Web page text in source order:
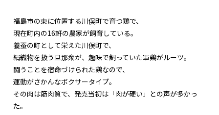
福島市の東に位置する川俣町で育つ鶏で、
現在町内の16軒の農家が飼育している。
養蚕の町として栄えた川俣町で、
絹織物を扱う旦那衆が、趣味で飼っていた軍鶏がルーツ。
闘うことを宿命づけられた鶏なので、
運動がさかんなボクサータイプ。
その肉は筋肉質で、発売当初は「肉が硬い」との声が多かっ
た。